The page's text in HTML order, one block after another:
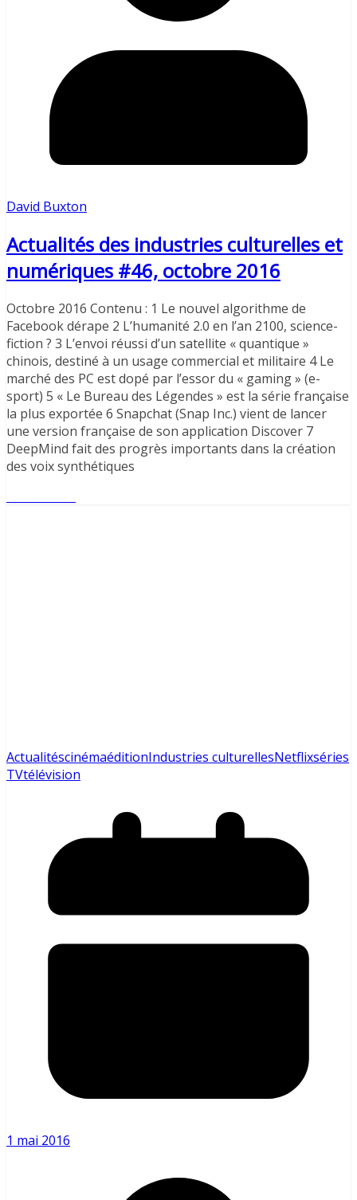
David Buxton
Actualités des industries culturelles et
numériques #46, octobre 2016
Octobre 2016 Contenu : 1 Le nouvel algorithme de
Facebook dérape 2 L’humanité 2.0 en l’an 2100, science-
fiction ? 3 L’envoi réussi d’un satellite « quantique »
chinois, destiné à un usage commercial et militaire 4 Le
marché des PC est dopé par l’essor du « gaming » (e-
sport) 5 « Le Bureau des Légendes » est la série française
la plus exportée 6 Snapchat (Snap Inc.) vient de lancer
une version française de son application Discover 7
DeepMind fait des progrès importants dans la création
des voix synthétiques
ActualitéscinémaéditionIndustries culturellesNetflixséries
TVtélévision
1 mai 2016